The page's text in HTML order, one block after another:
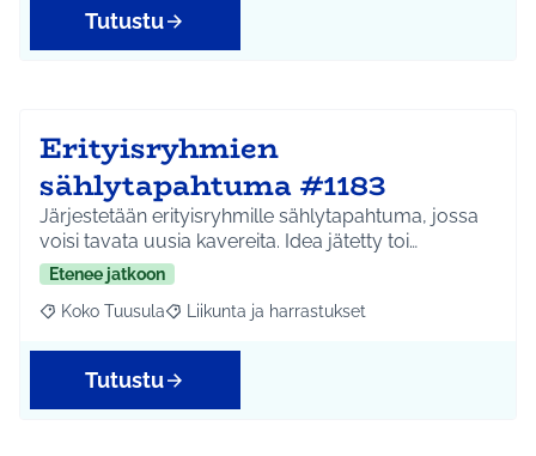
Tutustu
Erityisryhmien
sählytapahtuma #1183
Järjestetään erityisryhmille sählytapahtuma, jossa
voisi tavata uusia kavereita. Idea jätetty toi…
Etenee jatkoon
Rajaa tulokset aihepiirin mukaan: Koko Tuusula
Koko Tuusula Rajaa tulokset teeman mukaan: Liikunta ja
Liikunta ja harrastukset
Tutustu